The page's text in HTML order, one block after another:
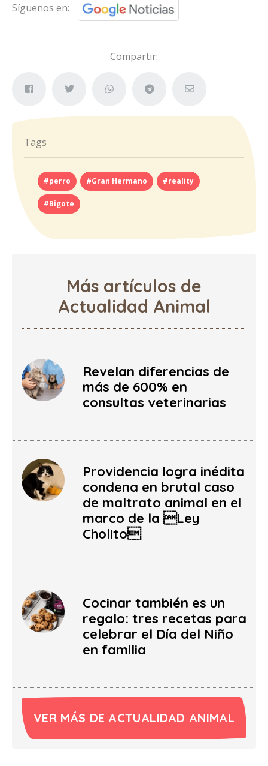
Síguenos en:
Compartir:
Tags
#perro #Gran Hermano #reality
#Bigote
Más artículos de
Actualidad Animal
Revelan diferencias de
más de 600% en
consultas veterinarias
Providencia logra inédita
condena en brutal caso
de maltrato animal en el
marco de la Ley
Cholito
Cocinar también es un
regalo: tres recetas para
celebrar el Día del Niño
en familia
VER MÁS DE ACTUALIDAD ANIMAL